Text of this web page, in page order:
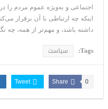
اجتماعی و به‌ویژه عموم مردم را
اینکه چه ارتباطی با آن برقرار
داشته باشد، و مهم‌تر از همه، چه
Tags: سیاست
Share 0
Tweet